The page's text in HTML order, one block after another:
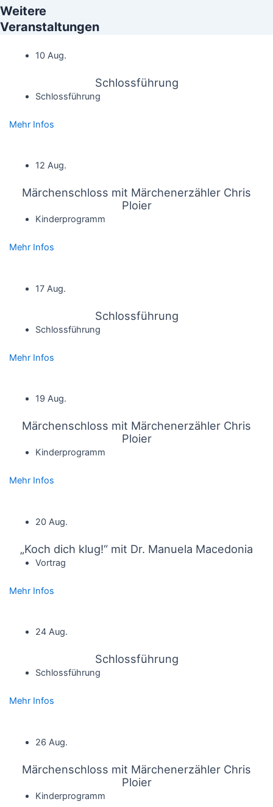
Weitere
Veranstaltungen
10 Aug.
Schlossführung
Schlossführung
Mehr Infos
12 Aug.
Märchenschloss mit Märchenerzähler Chris
Ploier
Kinderprogramm
Mehr Infos
17 Aug.
Schlossführung
Schlossführung
Mehr Infos
19 Aug.
Märchenschloss mit Märchenerzähler Chris
Ploier
Kinderprogramm
Mehr Infos
20 Aug.
„Koch dich klug!“ mit Dr. Manuela Macedonia
Vortrag
Mehr Infos
24 Aug.
Schlossführung
Schlossführung
Mehr Infos
26 Aug.
Märchenschloss mit Märchenerzähler Chris
Ploier
Kinderprogramm